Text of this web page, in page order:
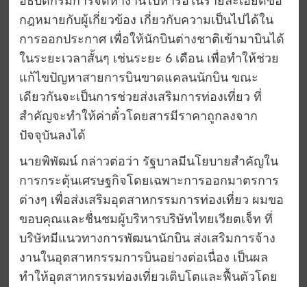
กฎหมายกับผู้เกี่ยวข้อง เกี่ยวกับความเป็นไปได้ใน
การออกประกาศ เพื่อให้นักบินต่างชาติเข้ามาบินได้
ในระยะเวลาสั้นๆ เช่นระยะ 6 เดือน เพื่อทำให้ช่วย
แก้ไขปัญหาสายการบินขาดแคลนนักบิน ขณะ
เดียวกันจะเป็นการช่วยส่งเสริมการท่องเที่ยว ที่
สำคัญจะทำให้ค่าตั๋วโดยสารมีราคาถูกลงจาก
ปัจจุบันลงได้
นายพิพัฒน์ กล่าวต่อว่า รัฐบาลมีนโยบายสำคัญใน
การกระตุ้นเศรษฐกิจโดยเฉพาะการออกมาตรการ
ต่างๆ เพื่อส่งเสริมอุตสาหกรรมการท่องเที่ยว ผมขอ
ขอบคุณและชื่นชมผู้บริหารบริษัทไทยเวียตเจ็ท ที่
บริษัทมีแนวทางการพัฒนานักบิน ส่งเสริมการจ้าง
งานในอุตสาหกรรมการบินอย่างต่อเนื่อง เป็นผล
ทำให้อุตสาหกรรมท่องเที่ยวเติบโตและฟื้นตัวโดย